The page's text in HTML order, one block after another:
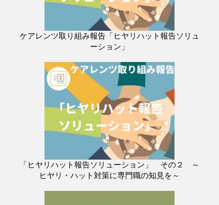
ケアレンツ取り組み報告「ヒヤリハット報告ソリュ
ーション」
「ヒヤリハット報告ソリューション」 その２ ～
ヒヤリ・ハット対策に専門職の知見を～